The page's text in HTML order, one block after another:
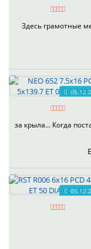
Здесь грамотные
за крыла... Когда